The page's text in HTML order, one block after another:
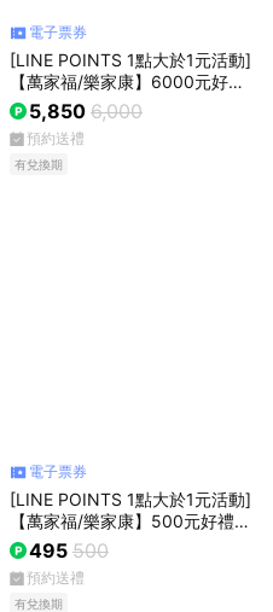
電子票券
[LINE POINTS 1點大於1元活動]
【萬家福/樂家康】6000元好禮
好禮即享券(本券無法存入錢包中
使用)
5,850 6,000
預約送禮
有兌換期
電子票券
[LINE POINTS 1點大於1元活動]
【萬家福/樂家康】500元好禮即
享券(本券無法存入錢包中使用)
495 500
預約送禮
有兌換期